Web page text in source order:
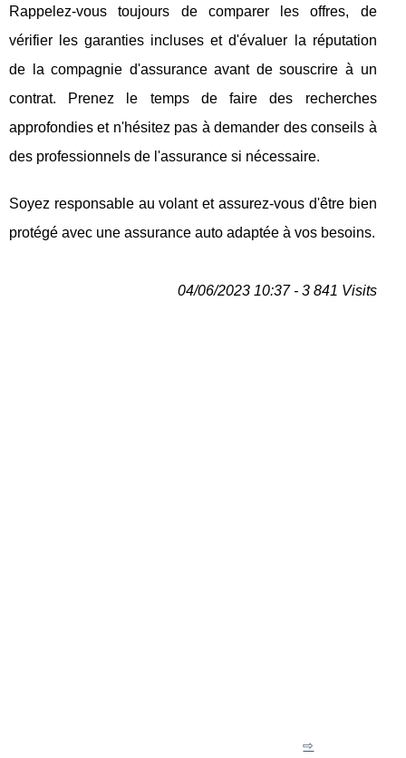
Rappelez-vous toujours de comparer les offres, de
vérifier les garanties incluses et d'évaluer la réputation
de la compagnie d'assurance avant de souscrire à un
contrat. Prenez le temps de faire des recherches
approfondies et n'hésitez pas à demander des conseils à
des professionnels de l'assurance si nécessaire.
Soyez responsable au volant et assurez-vous d'être bien
protégé avec une assurance auto adaptée à vos besoins.
04/06/2023 10:37 - 3 841 Visits